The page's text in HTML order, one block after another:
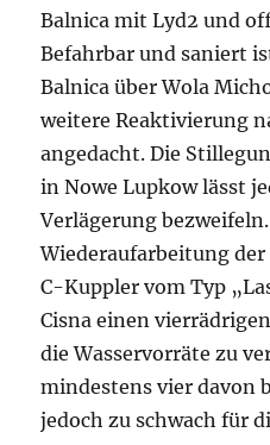
Balnica mit Lyd2 und
Befahrbar und saniert
Balnica über Wola
weitere Reaktivierung
angedacht. Die
in Nowe Lupkow lässt
Verlägerung
Wiederaufarbeitung der
C-Kuppler vom Typ
Cisna einen
die Wasservorräte zu
mindestens vier davon
jedoch zu schwach für